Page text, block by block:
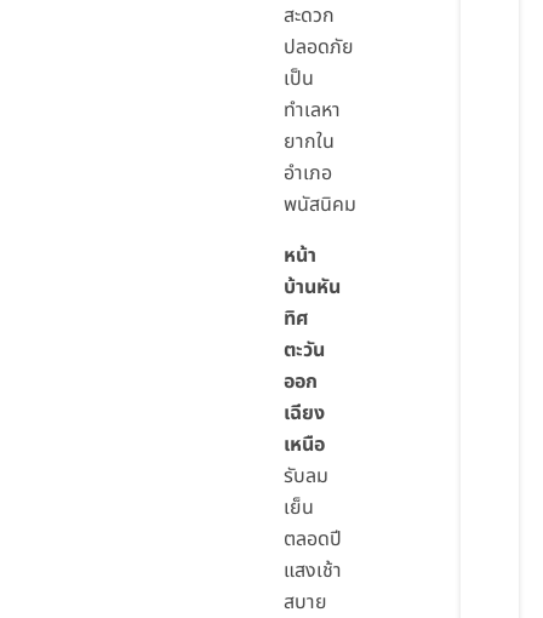
สะดวก
ปลอดภัย
เป็น
ทำเลหา
ยากใน
อำเภอ
พนัสนิคม
หน้า
บ้านหัน
ทิศ
ตะวัน
ออก
เฉียง
เหนือ
รับลม
เย็น
ตลอดปี
แสงเช้า
สบาย